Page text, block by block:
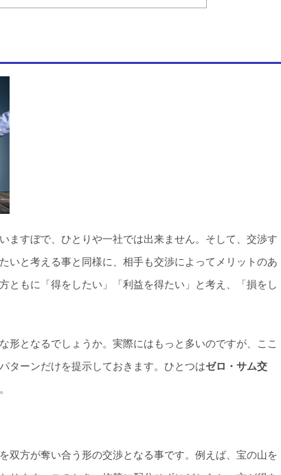
ますぼで、ひとりや一社では出来ません。そして、交渉す
いと考える事と同様に、相手も交渉によってメリットのあ
ともに「得をしたい」「利益を得たい」と考え、「損をし
形となるでしょうか。実際にはもっと多いのですが、ここ
ターンだけを提示しておきます。ひとつはゼロ・サム交
双方が奪い合う形の交渉となる事です。例えば、宝の山を